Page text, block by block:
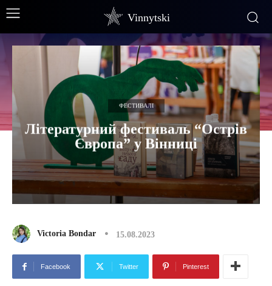
Vinnytski
ФЕСТИВАЛІ
Літературний фестиваль “Острів
Європа” у Вінниці
Victoria Bondar 15.08.2023
Facebook Twitter Pinterest